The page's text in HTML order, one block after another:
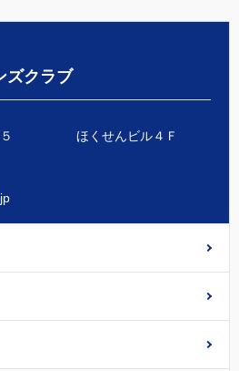
ズクラブ
－５ ほくせんビル４Ｆ